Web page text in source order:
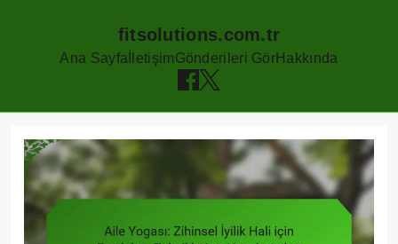
fitsolutions.com.tr
Ana Sayfa İletişimGönderileri GörHakkında
content